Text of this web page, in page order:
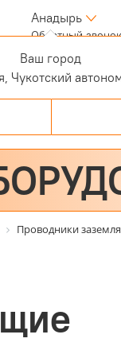
Анадырь
Обратный звонок
Проводники
Ваш город
Чукотский